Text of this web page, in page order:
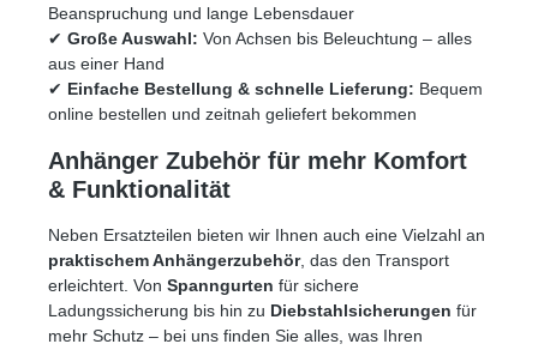
Beanspruchung und lange Lebensdauer
✔ Große Auswahl: Von Achsen bis Beleuchtung – alles
aus einer Hand
✔ Einfache Bestellung & schnelle Lieferung: Bequem
online bestellen und zeitnah geliefert bekommen
Anhänger Zubehör für mehr Komfort
& Funktionalität
Neben Ersatzteilen bieten wir Ihnen auch eine Vielzahl an
praktischem Anhängerzubehör, das den Transport
erleichtert. Von Spanngurten für sichere
Ladungssicherung bis hin zu Diebstahlsicherungen für
mehr Schutz – bei uns finden Sie alles, was Ihren